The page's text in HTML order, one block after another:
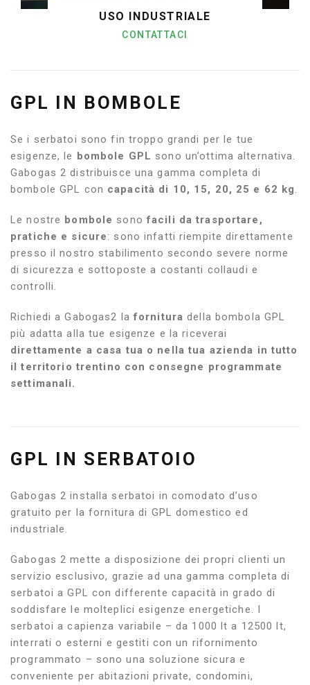
USO INDUSTRIALE
CONTATTACI
GPL IN BOMBOLE
Se i serbatoi sono fin troppo grandi per le tue
esigenze, le bombole GPL sono un’ottima alternativa.
Gabogas 2 distribuisce una gamma completa di
bombole GPL con capacità di 10, 15, 20, 25 e 62 kg.
Le nostre bombole sonofacili da trasportare,
pratiche e sicure: sono infatti riempite direttamente
presso il nostro stabilimento secondo severe norme
di sicurezza e sottoposte a costanti collaudi e
controlli.
Richiedi a Gabogas2 lafornitura della bombola GPL
più adatta alla tue esigenze e la riceverai
direttamente a casa tua o nella tua azienda in tutto
il territorio trentino con consegne programmate
settimanali.
GPL IN SERBATOIO
Gabogas 2 installa serbatoi in comodato d’uso
gratuito per la fornitura di GPL domestico ed
industriale.
Gabogas 2 mette a disposizione dei propri clienti un
servizio esclusivo, grazie ad una gamma completa di
serbatoi a GPL con differente capacità in grado di
soddisfare le molteplici esigenze energetiche. I
serbatoi a capienza variabile – da 1000 lt a 12500 lt,
interrati o esterni e gestiti con un rifornimento
programmato – sono una soluzione sicura e
conveniente per abitazioni private, condomini,